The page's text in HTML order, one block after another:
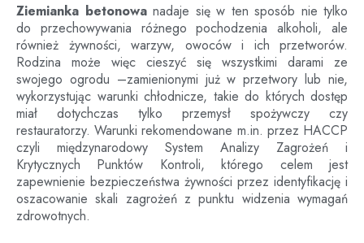
Ziemianka betonowanadaje się w ten sposób nie tylko
do przechowywania różnego pochodzenia alkoholi, ale
również żywności, warzyw, owoców i ich przetworów.
Rodzina może więc cieszyć się wszystkimi darami ze
swojego ogrodu –zamienionymi już w przetwory lub nie,
wykorzystując warunki chłodnicze, takie do których dostęp
miał dotychczas tylko przemysł spożywczy czy
restauratorzy. Warunki rekomendowane m.in. przez HACCP
czyli międzynarodowy System Analizy Zagrożeń i
Krytycznych Punktów Kontroli, którego celem jest
zapewnienie bezpieczeństwa żywności przez identyfikację i
oszacowanie skali zagrożeń z punktu widzenia wymagań
zdrowotnych.